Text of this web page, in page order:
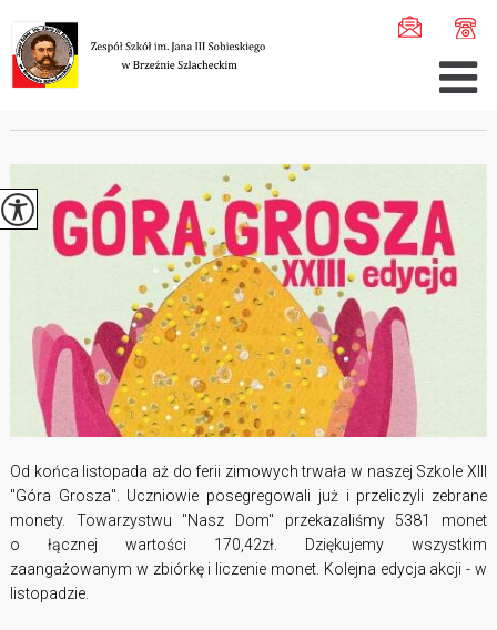
Góra Grosza 2022/202 ...
GÓRA GROSZA 2022/2023
Od końca listopada aż do ferii zimowych trwała w naszej Szkole XIII
"Góra Grosza". Uczniowie posegregowali już i przeliczyli zebrane
monety. Towarzystwu "Nasz Dom" przekazaliśmy 5381 monet
o łącznej wartości 170,42zł. Dziękujemy wszystkim
zaangażowanym w zbiórkę i liczenie monet. Kolejna edycja akcji - w
listopadzie.